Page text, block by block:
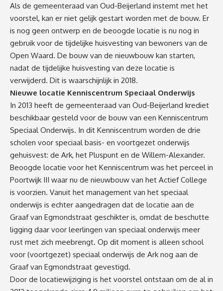
Als de gemeenteraad van Oud-Beijerland instemt met het
voorstel, kan er niet gelijk gestart worden met de bouw. Er
is nog geen ontwerp en de beoogde locatie is nu nog in
gebruik voor de tijdelijke huisvesting van bewoners van de
Open Waard. De bouw van de nieuwbouw kan starten,
nadat de tijdelijke huisvesting van deze locatie is
verwijderd. Dit is waarschijnlijk in 2018.
Nieuwe locatie Kenniscentrum Speciaal Onderwijs
In 2013 heeft de gemeenteraad van Oud-Beijerland krediet
beschikbaar gesteld voor de bouw van een Kenniscentrum
Speciaal Onderwijs. In dit Kenniscentrum worden de drie
scholen voor speciaal basis- en voortgezet onderwijs
gehuisvest: de Ark, het Pluspunt en de Willem-Alexander.
Beoogde locatie voor het Kenniscentrum was het perceel in
Poortwijk III waar nu de nieuwbouw van het Actief College
is voorzien. Vanuit het management van het speciaal
onderwijs is echter aangedragen dat de locatie aan de
Graaf van Egmondstraat geschikter is, omdat de beschutte
ligging daar voor leerlingen van speciaal onderwijs meer
rust met zich meebrengt. Op dit moment is alleen school
voor (voortgezet) speciaal onderwijs de Ark nog aan de
Graaf van Egmondstraat gevestigd.
Door de locatiewijziging is het voorstel ontstaan om de al in